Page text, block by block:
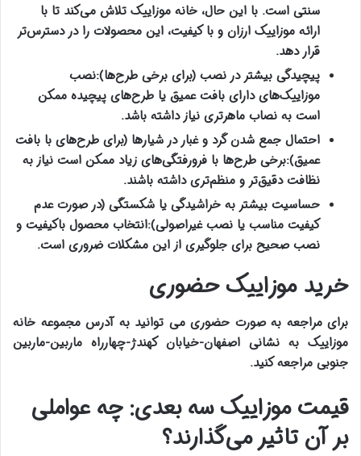
سنتی است. با این حال، خانه موزاییک تلاش می‌کند تا با
ارائه موزاییک ارزان و با کیفیت، این محصولات را در دسترس‌تر
قرار دهد.
پیچیدگی بیشتر در نصب (برای برخی طرح‌ها):نصب
موزاییک‌های دارای بافت عمیق یا طرح‌های پیچیده ممکن
است به نصاب ماهرتری نیاز داشته باشد.
احتمال جمع شدن گرد و غبار در شیارها (برای طرح‌های با بافت
عمیق):برخی طرح‌ها با فرورفتگی‌های زیاد ممکن است نیاز به
نظافت دقیق‌تر و منظم‌تری داشته باشند.
حساسیت بیشتر به خراشیدگی یا شکستگی (در صورت عدم
کیفیت مناسب یا نصب غیراصولی):انتخاب محصول باکیفیت و
نصب صحیح برای جلوگیری از این مشکلات ضروری است.
خرید موزاییک حضوری
برای مراجعه به صورت حضوری می توانید به آدرس مجموعه خانه
موزاییک به نشانی اصفهان-خیابان کهندژ-چهارراه ماربین-ماربین
جنوبی مراجعه کنید.
قیمت موزاییک سه بعدی: چه عواملی
بر آن تاثیر می‌گذارند؟